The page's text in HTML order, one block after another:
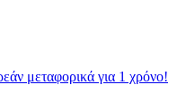
μεταφορικά για 1 χρόνο!